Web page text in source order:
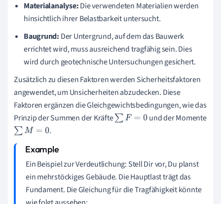
Materialanalyse:Die verwendeten Materialien werden
hinsichtlich ihrer Belastbarkeit untersucht.
Baugrund: Der Untergrund, auf dem das Bauwerk
errichtet wird, muss ausreichend tragfähig sein. Dies
wird durch geotechnische Untersuchungen gesichert.
Zusätzlich zu diesen Faktoren werden Sicherheitsfaktoren
angewendet, um Unsicherheiten abzudecken. Diese
Faktoren ergänzen die Gleichgewichtsbedingungen, wie das
Prinzip der Summen der Kräfte∑F=0
und der Momente
∑M=0 .
Ein Beispiel zur Verdeutlichung: Stell Dir vor, Du planst
ein mehrstöckiges Gebäude. Die Hauptlast trägt das
Fundament. Die Gleichung für die Tragfähigkeit könnte